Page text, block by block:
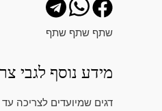
שתף שתף שתף
מידע נוסף לגבי
דגים שמיועדים לצריכה